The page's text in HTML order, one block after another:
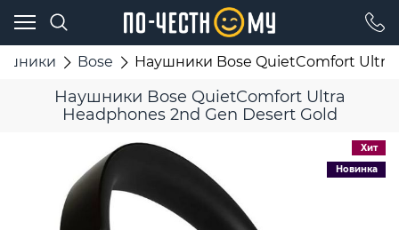
Bose Наушники Bose QuietComfort Ultra
Наушники Bose QuietComfort Ultra
Headphones 2nd Gen Desert Gold
Хит
Новинка